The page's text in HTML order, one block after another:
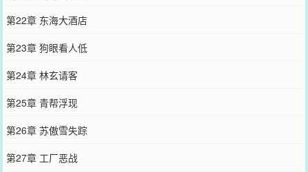
第22章 东海大酒店
第23章 狗眼看人低
第24章 林玄请客
第25章 青帮浮现
第26章 苏傲雪失踪
第27章 工厂恶战